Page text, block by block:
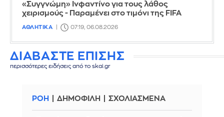
«Συγγνώμη» Ινφαντίνο για τους λάθος
χειρισμούς - Παραμένει στο τιμόνι της FIFA
ΑΘΛΗΤΙΚΑ 07:19, 06.08.2026
ΔΙΑΒΑΣΤΕ ΕΠΙΣΗΣ
περισσότερες ειδήσεις από το skai.gr
ΡΟΗ ΔΗΜΟΦΙΛΗ ΣΧΟΛΙΑΣΜΕΝΑ